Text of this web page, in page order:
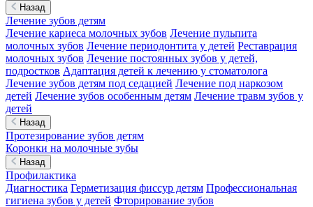
Назад
Лечение зубов детям
Лечение кариеса молочных зубов Лечение пульпита
молочных зубов Лечение периодонтита у детей Реставрация
молочных зубов Лечение постоянных зубов у детей,
подростков Адаптация детей к лечению у стоматолога
Лечение зубов детям под седацией Лечение под наркозом
детей Лечение зубов особенным детям Лечение травм зубов у
детей
Назад
Протезирование зубов детям
Коронки на молочные зубы
Назад
Профилактика
Диагностика Герметизация фиссур детям Профессиональная
гигиена зубов у детей Фторирование зубов